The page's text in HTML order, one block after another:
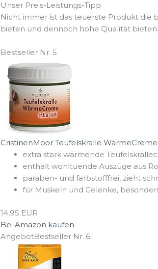
Unser Preis-Leistungs-Tipp
Nicht immer ist das teuerste Produkt die
bieten und dennoch hohe Qualität
Bestseller Nr. 5
CristinenMoor Teufelskralle
extra stark wärmende
enthält wohltuende Auszüge aus
paraben- und farbstofffrei, zieht
für Muskeln und Gelenke,
14,95 EUR
Bei Amazon kaufen
AngebotBestseller Nr. 6